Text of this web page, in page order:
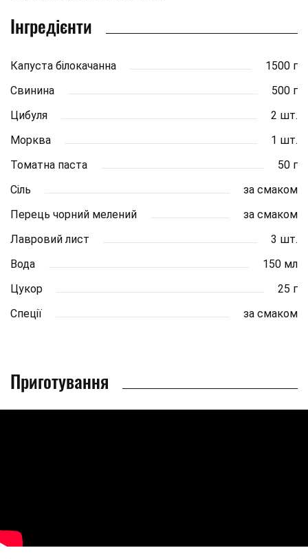
Інгредієнти
Капуста білокачанна
1500 г
Свинина
500 г
Цибуля
2 шт.
Морква
1 шт.
Томатна паста
50 г
Сіль
за смаком
Перець чорний мелений
за смаком
Лавровий лист
3 шт.
Вода
150 мл
Цукор
25 г
Спеції
за смаком
Приготування